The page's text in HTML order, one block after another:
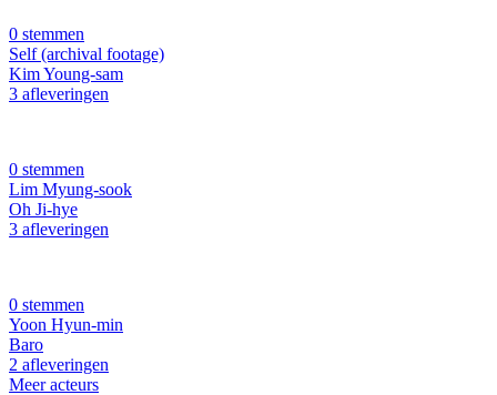
0 stemmen
Self (archival footage)
Kim Young-sam
3 afleveringen
0 stemmen
Lim Myung-sook
Oh Ji-hye
3 afleveringen
0 stemmen
Yoon Hyun-min
Baro
2 afleveringen
Meer acteurs